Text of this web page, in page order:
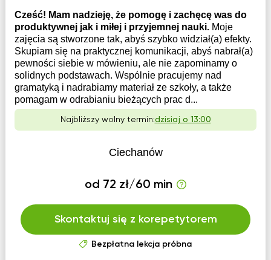
Cześć! Mam nadzieję, że pomogę i zachęcę was do
produktywnej jak i miłej i przyjemnej nauki. Moje
zajęcia są stworzone tak, abyś szybko widział(a) efekty.
Skupiam się na praktycznej komunikacji, abyś nabrał(a)
pewności siebie w mówieniu, ale nie zapominamy o
solidnych podstawach. Wspólnie pracujemy nad
gramatyką i nadrabiamy materiał ze szkoły, a także
pomagam w odrabianiu bieżących prac d...
Najbliższy wolny termin:dzisiaj o 13:00
Ciechanów
od 72 zł/60 min
Skontaktuj się z korepetytorem
Bezpłatna lekcja próbna